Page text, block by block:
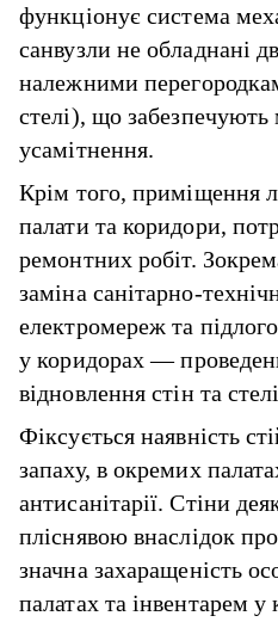
функціонує система
санвузли не обладнані
належними
стелі), що забезпечують
усамітнення.
Крім того, приміщення
палати та коридори,
ремонтних робіт.
заміна санітарно-
електромереж та
у коридорах —
відновлення стін та
Фіксується наявність
запаху, в окремих
антисанітарії. Стіни
пліснявою внаслідок
значна захаращеність
палатах та інвентарем у